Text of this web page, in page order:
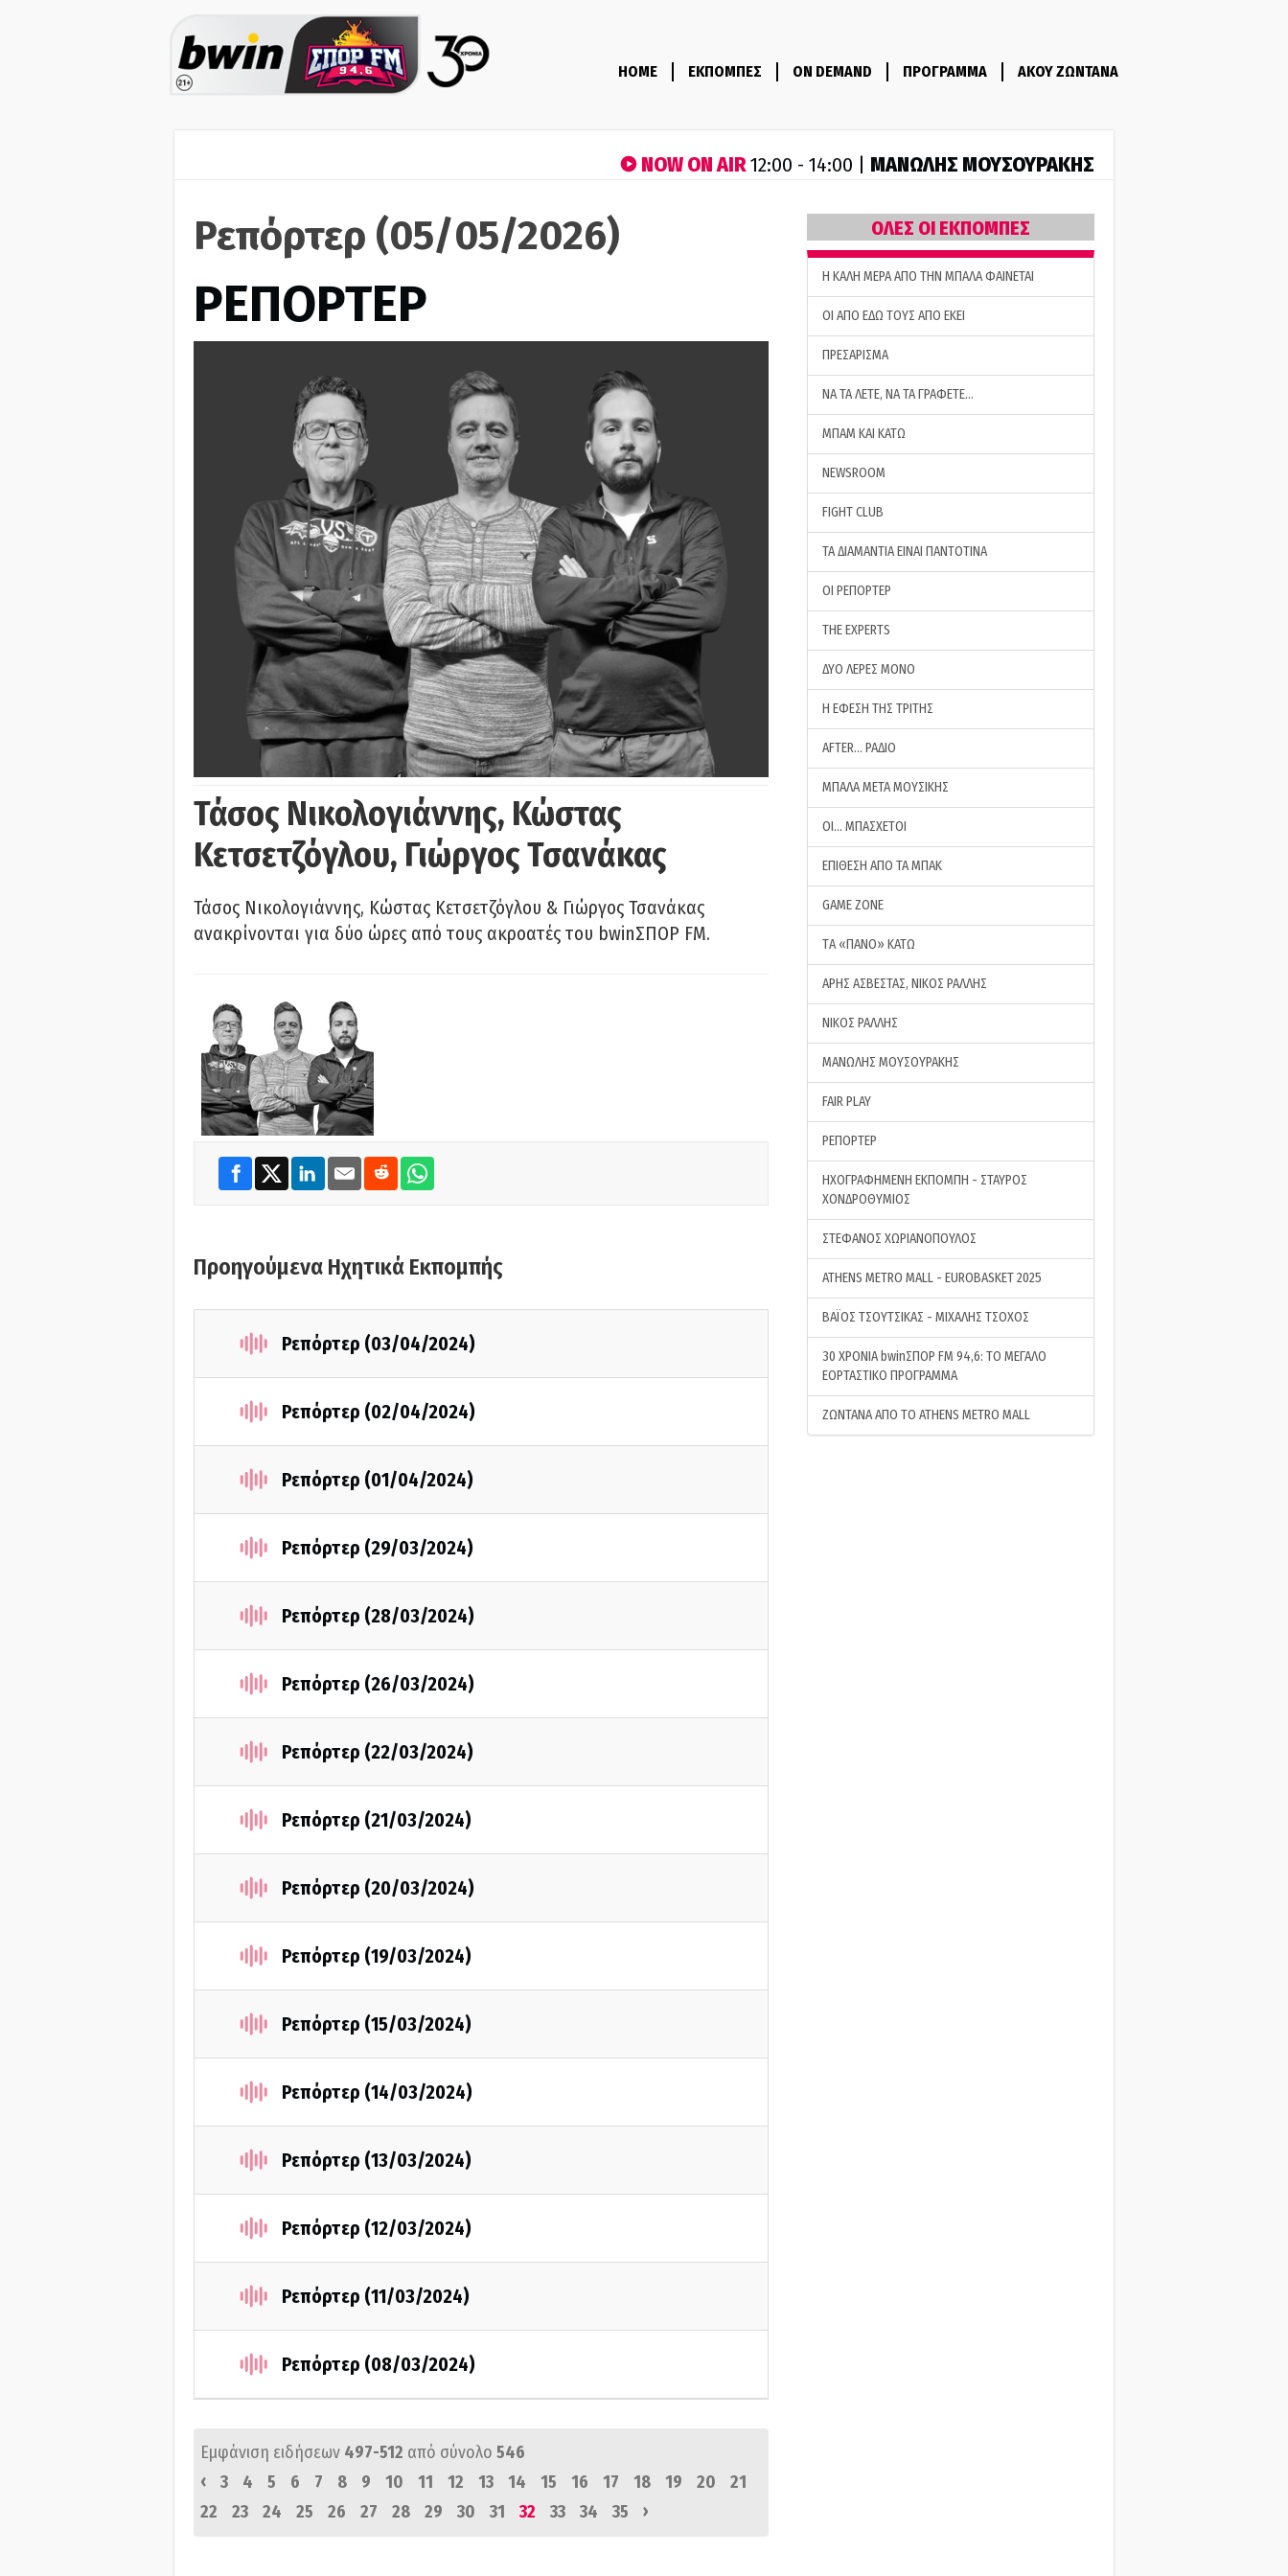
HOME ΕΚΠΟΜΠΕΣ ON DEMAND ΠΡΟΓΡΑΜΜΑ ΑΚΟΥ ΖΩΝΤΑΝΑ
NOW ON AIR12:00 - 14:00 | ΜΑΝΩΛΗΣ ΜΟΥΣΟΥΡΑΚΗΣ
Ρεπόρτερ (05/05/2026)
ΡΕΠΟΡΤΕΡ
Τάσος Νικολογιάννης, Κώστας
Κετσετζόγλου, Γιώργος Τσανάκας
Τάσος Νικολογιάννης, Κώστας Κετσετζόγλου & Γιώργος Τσανάκας
ανακρίνονται για δύο ώρες από τους ακροατές του bwinΣΠΟΡ FM.
Προηγούμενα Ηχητικά Εκπομπής
Ρεπόρτερ (03/04/2024)
Ρεπόρτερ (02/04/2024)
Ρεπόρτερ (01/04/2024)
Ρεπόρτερ (29/03/2024)
Ρεπόρτερ (28/03/2024)
Ρεπόρτερ (26/03/2024)
Ρεπόρτερ (22/03/2024)
Ρεπόρτερ (21/03/2024)
Ρεπόρτερ (20/03/2024)
Ρεπόρτερ (19/03/2024)
Ρεπόρτερ (15/03/2024)
Ρεπόρτερ (14/03/2024)
Ρεπόρτερ (13/03/2024)
Ρεπόρτερ (12/03/2024)
Ρεπόρτερ (11/03/2024)
Ρεπόρτερ (08/03/2024)
Εμφάνιση ειδήσεων 497-512 από σύνολο 546
‹
3 4 5 6 7 8 9 10 11 12 13 14 15 16 17 18 19 20
21
22
23 24 25 26 27 28 29 30 31 32 33 34 35 ›
ΟΛΕΣ ΟΙ ΕΚΠΟΜΠΕΣ
H ΚΑΛΗ ΜΕΡΑ ΑΠΟ ΤΗΝ ΜΠΑΛΑ ΦΑΙΝΕΤΑΙ
ΟΙ ΑΠΟ ΕΔΩ ΤΟΥΣ ΑΠΟ ΕΚΕΙ
ΠΡΕΣΑΡΙΣΜΑ
ΝΑ ΤΑ ΛΕΤΕ, ΝΑ ΤΑ ΓΡΑΦΕΤΕ…
ΜΠΑΜ ΚΑΙ ΚΑΤΩ
NEWSROOM
FIGHT CLUB
ΤΑ ΔΙΑΜΑΝΤΙΑ ΕΙΝΑΙ ΠΑΝΤΟΤΙΝΑ
ΟΙ ΡΕΠΟΡΤΕΡ
THE EXPERTS
ΔΥΟ ΛΕΡΕΣ ΜΟΝΟ
Η ΕΦΕΣΗ ΤΗΣ ΤΡΙΤΗΣ
AFTER… ΡΑΔΙΟ
ΜΠΑΛΑ ΜΕΤΑ ΜΟΥΣΙΚΗΣ
ΟΙ… ΜΠΑΣΧΕΤΟΙ
ΕΠΙΘΕΣΗ ΑΠΟ ΤΑ ΜΠΑΚ
GAME ZONE
ΤA «ΠΑΝΟ» ΚΑΤΩ
ΑΡΗΣ ΑΣΒΕΣΤΑΣ, ΝΙΚΟΣ ΡΑΛΛΗΣ
ΝΙΚΟΣ ΡΑΛΛΗΣ
ΜΑΝΩΛΗΣ ΜΟΥΣΟΥΡΑΚΗΣ
FAIR PLAY
ΡΕΠΟΡΤΕΡ
ΗΧΟΓΡΑΦΗΜΕΝΗ ΕΚΠΟΜΠΗ - ΣΤΑΥΡΟΣ
ΧΟΝΔΡΟΘΥΜΙΟΣ
ΣΤΕΦΑΝΟΣ ΧΩΡΙΑΝΟΠΟΥΛΟΣ
ATHENS METRO MALL - EUROBASKET 2025
ΒΑΪΟΣ ΤΣΟΥΤΣΙΚΑΣ - ΜΙΧΑΛΗΣ ΤΣΟΧΟΣ
30 ΧΡΟΝΙΑ bwinΣΠΟΡ FM 94,6: ΤΟ ΜΕΓΑΛΟ
ΕΟΡΤΑΣΤΙΚΟ ΠΡΟΓΡΑΜΜΑ
ΖΩΝΤΑΝΑ ΑΠΟ ΤΟ ATHENS METRO MALL